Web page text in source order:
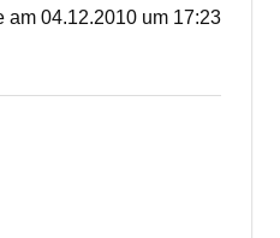
am 04.12.2010 um 17:23